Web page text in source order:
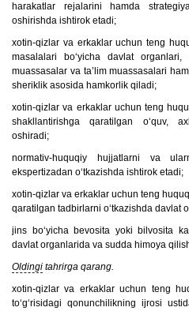
harakatlar rejalarini hamda
oshirishda ishtirok etadi;
xotin-qizlar va erkaklar uchun teng
masalalari bo‘yicha davlat
muassasalar va ta’lim muassasalari
sheriklik asosida hamkorlik qiladi;
xotin-qizlar va erkaklar uchun teng
shakllantirishga qaratilgan o‘quv,
oshiradi;
normativ-huquqiy hujjatlarni va
ekspertizadan o‘tkazishda ishtirok etadi;
xotin-qizlar va erkaklar uchun teng
qaratilgan tadbirlarni o‘tkazishda davlat
jins bo‘yicha bevosita yoki bilvosita
davlat organlarida va sudda himoya
Oldingi tahrirga qarang.
xotin-qizlar va erkaklar uchun teng
to‘g‘risidagi qonunchilikning ijrosi